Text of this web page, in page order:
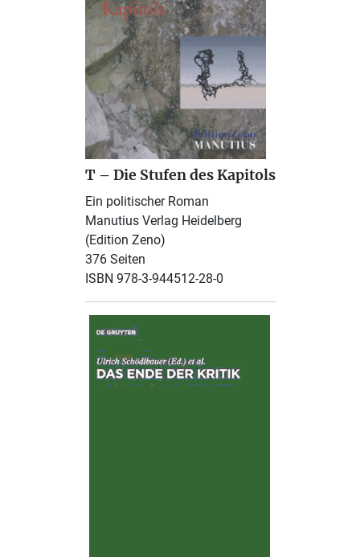
T – Die Stufen des Kapitols
Ein politischer Roman
Manutius Verlag Heidelberg
(Edition Zeno)
376 Seiten
ISBN 978-3-944512-28-0